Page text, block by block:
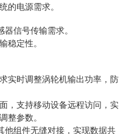
的电源需求。
信号传输需求。
稳定性。
实时调整涡轮机输出功率，防
，支持移动设备远程访问，实
整参数。
他组件无缝对接，实现数据共